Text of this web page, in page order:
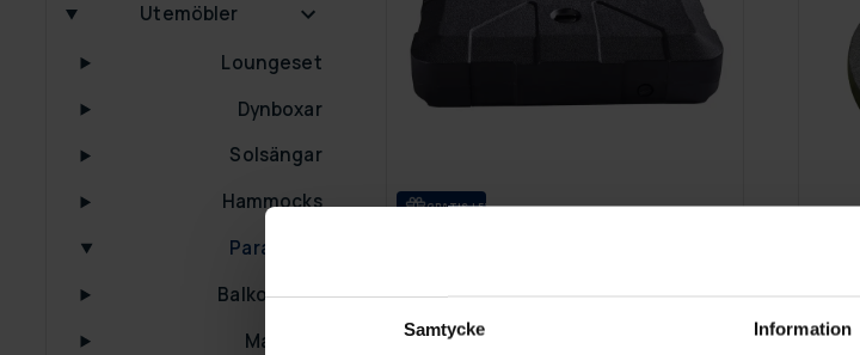
Samtycke Information
Utemöbler
Loungeset
Dynboxar
Solsängar
Hammocks
Parasoller
Balkongset
Markiser
GRA­TIS LE­VE­RANS
1 190,00 kr